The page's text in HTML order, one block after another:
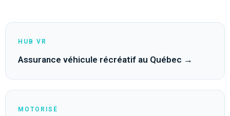
HUB VR
Assurance véhicule récréatif au Québec →
MOTORISÉ